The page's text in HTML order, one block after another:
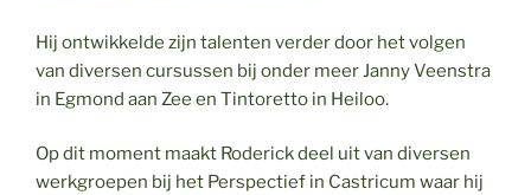
Hij ontwikkelde zijn talenten verder door het volgen
van diversen cursussen bij onder meer Janny Veenstra
in Egmond aan Zee en Tintoretto in Heiloo.
Op dit moment maakt Roderick deel uit van diversen
werkgroepen bij het Perspectief in Castricum waar hij